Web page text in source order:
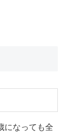
になっても全